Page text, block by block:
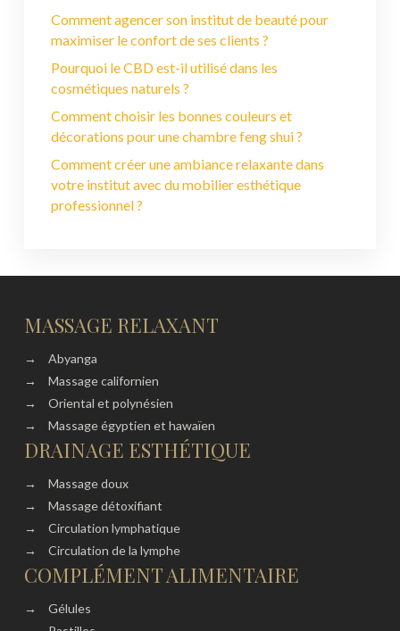
Comment agencer son institut de beauté pour
maximiser le confort de ses clients ?
Pourquoi le CBD est-il utilisé dans les
cosmétiques naturels ?
Comment choisir les bonnes couleurs et
décorations pour une chambre feng shui ?
Comment créer une ambiance relaxante dans
votre institut avec du mobilier esthétique
professionnel ?
MASSAGE RELAXANT
→
Abyanga
→
Massage californien
→
Oriental et polynésien
→
Massage égyptien et hawaïen
DRAINAGE ESTHÉTIQUE
→
Massage doux
→
Massage détoxifiant
→
Circulation lymphatique
→
Circulation de la lymphe
COMPLÉMENT ALIMENTAIRE
→
Gélules